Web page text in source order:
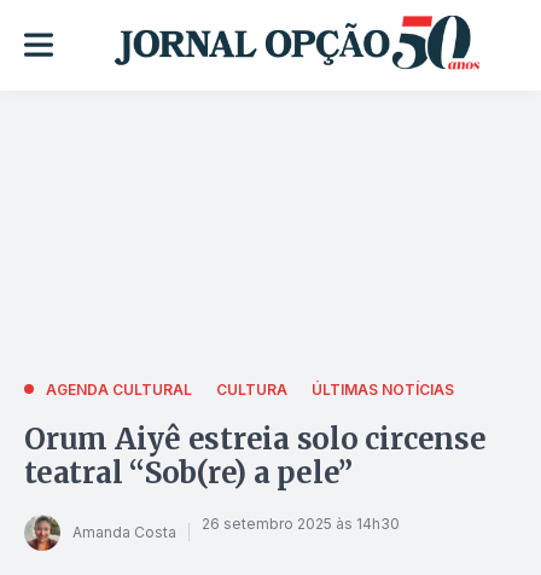
AGENDA CULTURAL CULTURA ÚLTIMAS NOTÍCIAS
Orum Aiyê estreia solo circense
teatral “Sob(re) a pele”
Amanda Costa 26 setembro 2025 às 14h30